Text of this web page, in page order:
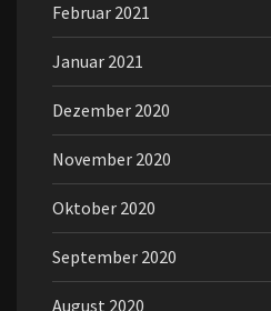
Februar 2021
Januar 2021
Dezember 2020
November 2020
Oktober 2020
September 2020
August 2020